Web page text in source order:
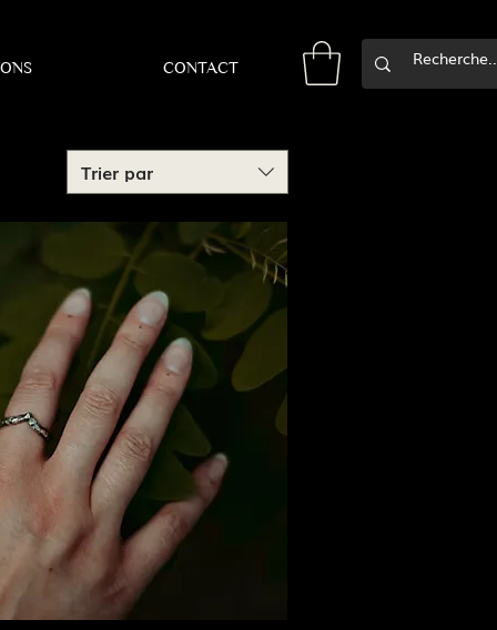
CONTACT
Trier par